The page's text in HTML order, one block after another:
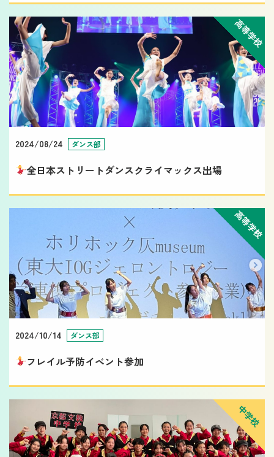
高等学校
2024/08/24 ダンス部
全日本ストリートダンスクライマックス出場
高等学校
2024/10/14 ダンス部
フレイル予防イベント参加
中学校